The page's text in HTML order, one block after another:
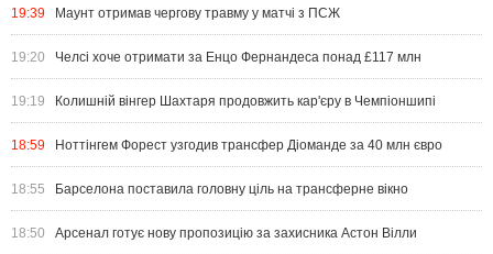
19:39 Маунт отримав чергову травму у матчі з ПСЖ
19:20 Челсі хоче отримати за Енцо Фернандеса понад £117 млн
19:19 Колишній вінгер Шахтаря продовжить кар'єру в Чемпіоншипі
18:59 Ноттінгем Форест узгодив трансфер Діоманде за 40 млн євро
18:55 Барселона поставила головну ціль на трансферне вікно
18:50 Арсенал готує нову пропозицію за захисника Астон Вілли